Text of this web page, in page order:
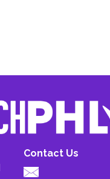
Contact Us